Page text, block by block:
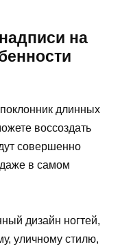
на
длинных
воссоздать
совершенно
в самом
дизайн ногтей,
уличному стилю,